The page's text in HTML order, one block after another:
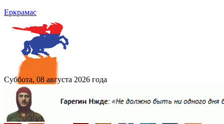
Еркрамас
Суббота, 08 августа 2026 года